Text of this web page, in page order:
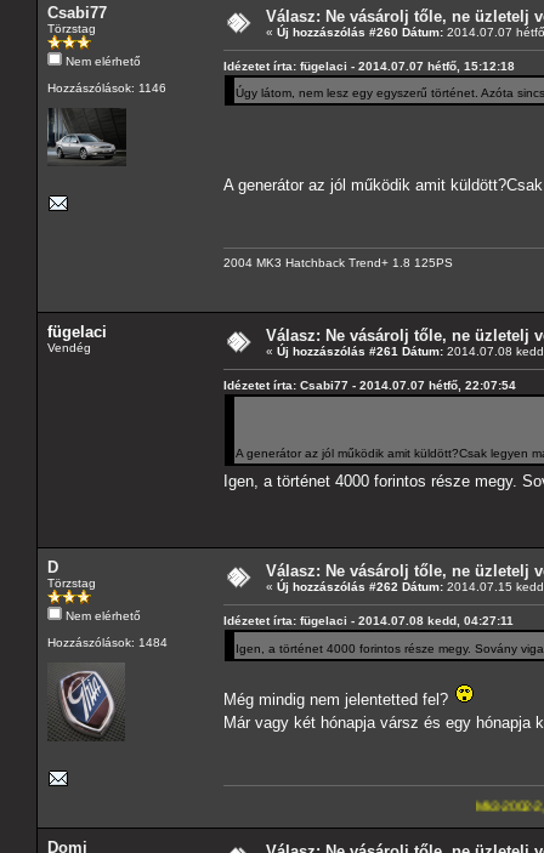
Csabi77
Törzstag
Nem elérhető
Hozzászólások: 1146
Válasz: Ne vásárolj tőle, ne üzletelj
« Új hozzászólás #260 Dátum: 2014.07.07
Idézetet írta: fügelaci - 2014.07.07 hétfő, 15:12:18
Úgy látom, nem lesz egy egyszerű történet. Azóta
A generátor az jól működik amit
2004 MK3 Hatchback Trend+ 1.8 125PS
fügelaci
Vendég
Válasz: Ne vásárolj tőle, ne üzletelj
« Új hozzászólás #261 Dátum: 2014.07.08
Idézetet írta: Csabi77 - 2014.07.07 hétfő, 22:07:54
A generátor az jól működik amit küldött?Csak legyen
Igen, a történet 4000 forintos része megy.
D
Törzstag
Nem elérhető
Hozzászólások: 1484
Válasz: Ne vásárolj tőle, ne üzletelj
« Új hozzászólás #262 Dátum: 2014.07.15
Idézetet írta: fügelaci - 2014.07.08 kedd, 04:27:11
Igen, a történet 4000 forintos része megy. Sovány
Még mindig nem jelentetted fel?
Már vagy két hónapja vársz és egy hónapja
Mk3-2002-2,5-V6---A4-
Domi